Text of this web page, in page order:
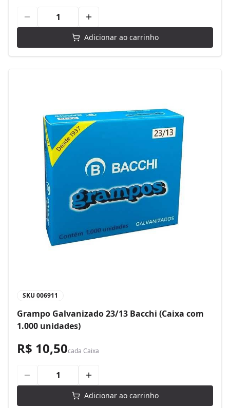
Adicionar ao carrinho
SKU 006911
Grampo Galvanizado 23/13 Bacchi (Caixa com
1.000 unidades)
R$ 10,50cada Caixa
Adicionar ao carrinho